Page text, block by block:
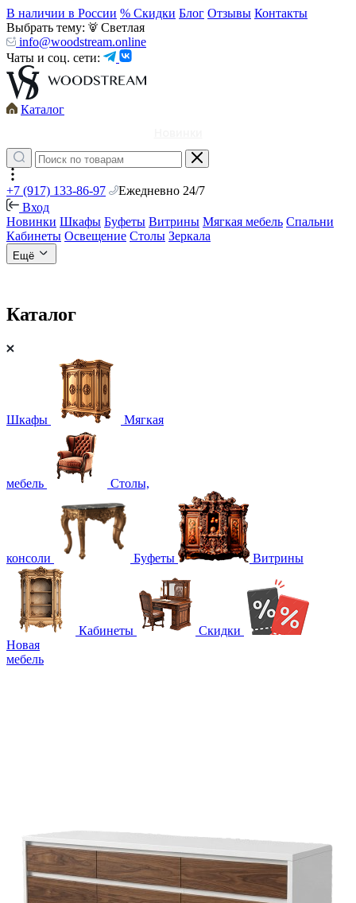
В наличии в России % Скидки Блог Отзывы Контакты
Выбрать тему:
Светлая
info@woodstream.online
Чаты и соц. сети:
Каталог
+7 (917) 133-86-97
Ежедневно 24/7
Вход
Новинки Шкафы Буфеты Витрины Мягкая мебель Спальни
Кабинеты Освещение Столы Зеркала
Ещё
Каталог
Шкафы Мягкая
мебель Столы,
консоли Буфеты Витрины
Кабинеты
Скидки
Новая
мебель